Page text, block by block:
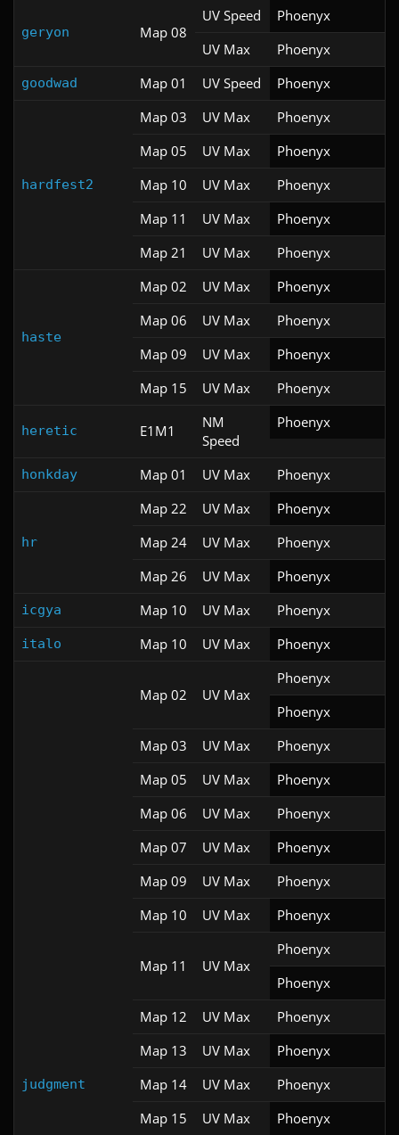
geryon Map 08
UV Speed Phoenyx
UV Max
Phoenyx
goodwad Map 01 UV Speed Phoenyx
hardfest2
Map 03 UV Max Phoenyx
Map 05
UV Max Phoenyx
Map 10
UV Max Phoenyx
Map 11
UV Max Phoenyx
Map 21
UV Max Phoenyx
haste
Map 02 UV Max Phoenyx
Map 06
UV Max Phoenyx
Map 09
UV Max Phoenyx
Map 15
UV Max Phoenyx
heretic E1M1
NM
Speed
Phoenyx
honkday Map 01 UV Max Phoenyx
hr
Map 22 UV Max Phoenyx
Map 24
UV Max Phoenyx
Map 26
UV Max Phoenyx
icgya Map 10 UV Max Phoenyx
italo Map 10 UV Max Phoenyx
judgment
Map 02 UV Max
Phoenyx
Phoenyx
Map 03
UV Max Phoenyx
Map 05
UV Max Phoenyx
Map 06
UV Max Phoenyx
Map 07
UV Max Phoenyx
Map 09
UV Max Phoenyx
Map 10
UV Max Phoenyx
Map 11 UV Max
Phoenyx
Phoenyx
Map 12
UV Max Phoenyx
Map 13
UV Max Phoenyx
Map 14
UV Max Phoenyx
Map 15
UV Max Phoenyx